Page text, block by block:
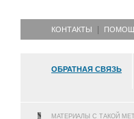
КОНТАКТЫ
ОБРАТНАЯ СВЯЗЬ
МАТЕРИАЛЫ С ТАКОЙ